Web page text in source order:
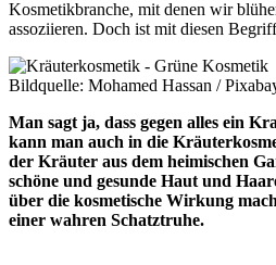
Kosmetikbranche, mit denen wir
assoziieren. Doch ist mit diesen
Bildquelle: Mohamed Hassan /
Man sagt ja, dass gegen alles ein
kann man auch in die
der Kräuter aus dem heimischen
schöne und gesunde Haut und
über die kosmetische Wirkung
einer wahren Schatztruhe.